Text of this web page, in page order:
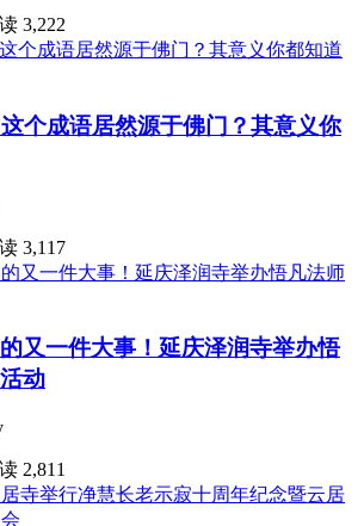
3,222
个成语居然源于佛门？其意义你
3,117
又一件大事！延庆泽润寺举办悟
动
2,811